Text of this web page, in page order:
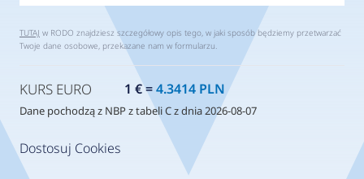
Dostosuj Cookies
TUTAJ w RODO znajdziesz szczegółowy opis tego, w jaki sposób będziemy przetwarzać
Twoje dane osobowe, przekazane nam w formularzu.
KURS EURO 1 € =4.3414 PLN
Dane pochodzą z NBP z tabeli C z dnia 2026-08-07